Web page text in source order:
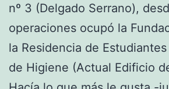
nº 3 (Delgado Serrano),
operaciones ocupó la
la Residencia de
de Higiene (Actual Edificio